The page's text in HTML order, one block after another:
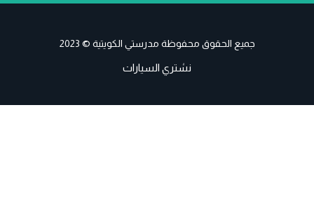
جميع الحقوق محفوظة مدرستي الكويتية © 2023
نشتري السيارات